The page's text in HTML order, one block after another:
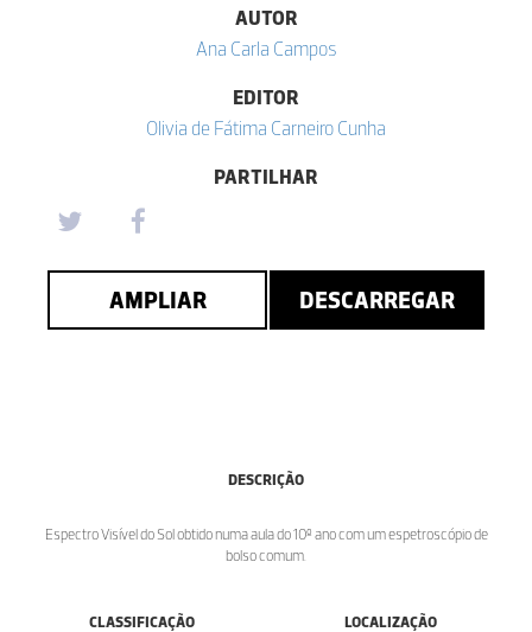
AUTOR
Ana Carla Campos
EDITOR
Olivia de Fátima Carneiro Cunha
PARTILHAR
AMPLIAR DESCARREGAR
DESCRIÇÃO
Espectro Visível do Sol obtido numa aula do 10º ano com um espetroscópio de
bolso comum.
CLASSIFICAÇÃO LOCALIZAÇÃO